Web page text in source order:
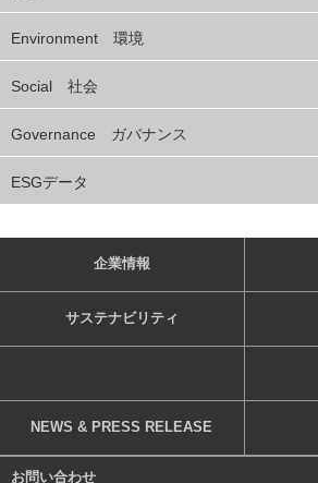
Environment 環境
Social 社会
Governance ガバナンス
ESGデータ
企業情報
サステナビリティ
NEWS & PRESS RELEASE
お問い合わせ